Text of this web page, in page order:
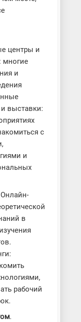
центры и
многие
и
выставки:
с
и
в
рабочий
.